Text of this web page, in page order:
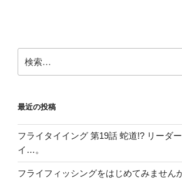
索:
最近の投稿
フライタイイング 第19話 蛇道!? リーダ
イ…。
フライフィッシングをはじめてみません